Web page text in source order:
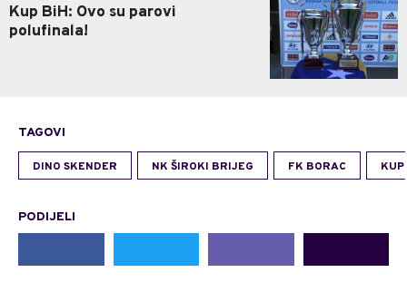
Kup BiH: Ovo su parovi
polufinala!
TAGOVI
DINO SKENDER NK ŠIROKI BRIJEG FK BORAC
PODIJELI